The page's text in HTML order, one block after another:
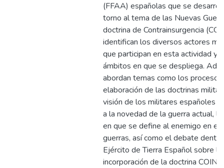
(FFAA) españolas que se
torno al tema de las Nuevas
doctrina de Contrainsurgencia
identifican los diversos actores
que participan en esta actividad y
ámbitos en que se despliega.
abordan temas como los
elaboración de las doctrinas
visión de los militares españoles
a la novedad de la guerra actual,
en que se define al enemigo en
guerras, así como el debate
Ejército de Tierra Español sobre la
incorporación de la doctrina COIN.